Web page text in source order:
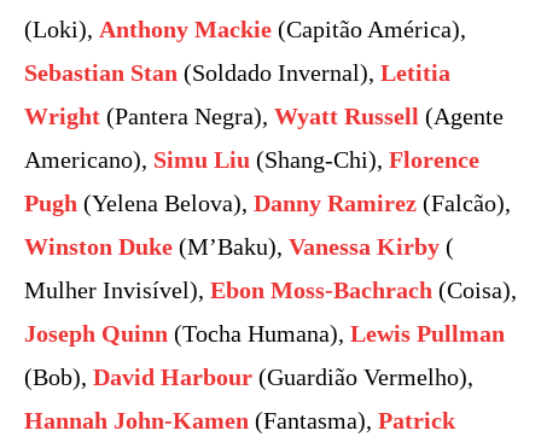
(Loki), Anthony Mackie (Capitão América),
Sebastian Stan (Soldado Invernal), Letitia
Wright (Pantera Negra), Wyatt Russell (Agente
Americano), Simu Liu (Shang-Chi), Florence
Pugh (Yelena Belova), Danny Ramirez (Falcão),
Winston Duke (M’Baku), Vanessa Kirby (
Mulher Invisível), Ebon Moss-Bachrach (Coisa),
Joseph Quinn (Tocha Humana), Lewis Pullman
(Bob), David Harbour (Guardião Vermelho),
Hannah John-Kamen (Fantasma), Patrick